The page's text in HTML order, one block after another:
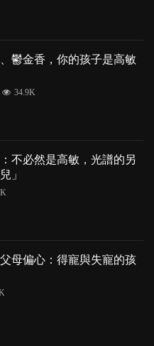
鬱金香，你的孩子是高敏
34.9K
不必然是高敏，光譜的另
」
母偏心：得寵與失寵的孩